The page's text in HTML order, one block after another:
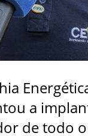
a
de todo